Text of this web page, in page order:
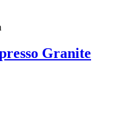
Granite